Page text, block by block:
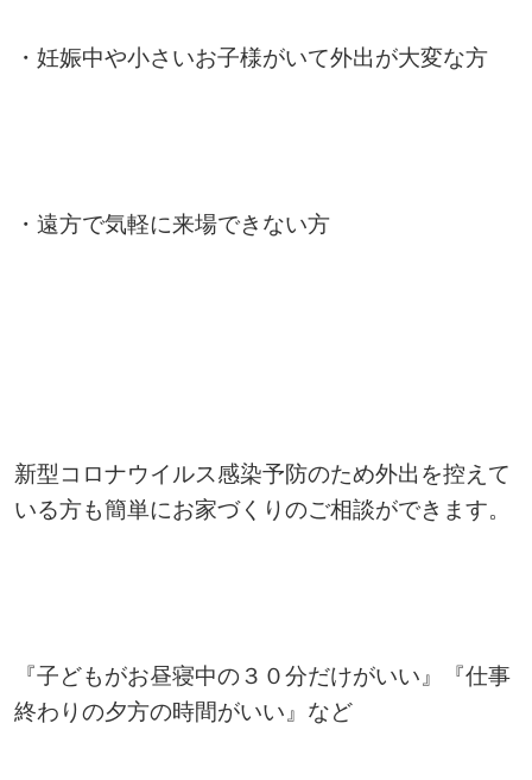
・妊娠中や小さいお子様がいて外出が大変な方
・遠方で気軽に来場できない方
新型コロナウイルス感染予防のため外出を控えて
いる方も簡単にお家づくりのご相談ができます。
『子どもがお昼寝中の３０分だけがいい』『仕事
終わりの夕方の時間がいい』など